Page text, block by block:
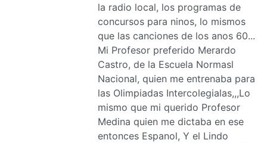
la radio local, los programas de
concursos para ninos, lo mismos
que las canciones de los anos 60...
Mi Profesor preferido Merardo
Castro, de la Escuela Normasl
Nacional, quien me entrenaba para
las Olimpiadas Intercolegialas,,,Lo
mismo que mi querido Profesor
Medina quien me dictaba en ese
entonces Espanol, Y el Lindo